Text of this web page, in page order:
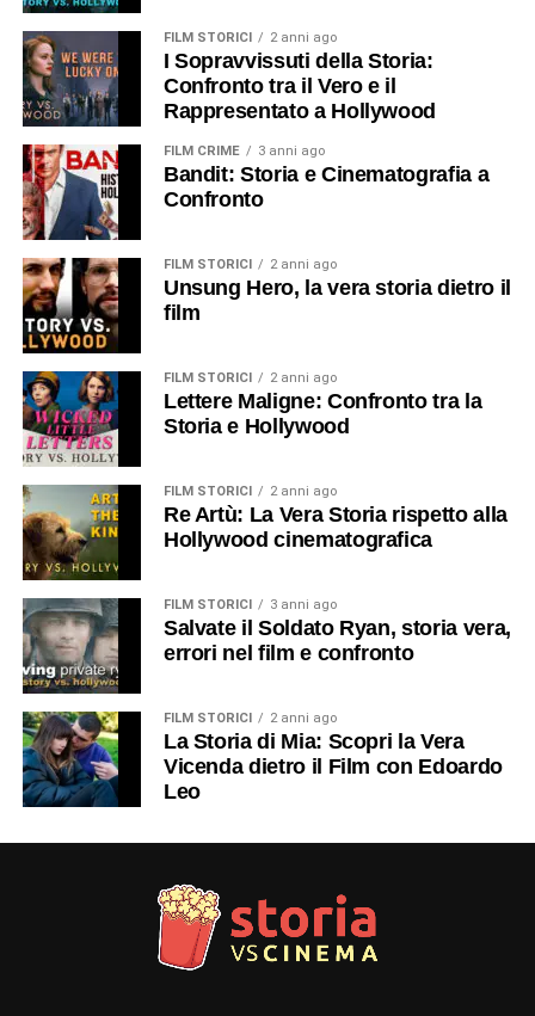
FILM STORICI 2 anni ago
I Sopravvissuti della Storia:
Confronto tra il Vero e il
Rappresentato a Hollywood
FILM CRIME 3 anni ago
Bandit: Storia e Cinematografia a
Confronto
FILM STORICI 2 anni ago
Unsung Hero, la vera storia dietro il
film
FILM STORICI 2 anni ago
Lettere Maligne: Confronto tra la
Storia e Hollywood
FILM STORICI 2 anni ago
Re Artù: La Vera Storia rispetto alla
Hollywood cinematografica
FILM STORICI 3 anni ago
Salvate il Soldato Ryan, storia vera,
errori nel film e confronto
FILM STORICI 2 anni ago
La Storia di Mia: Scopri la Vera
Vicenda dietro il Film con Edoardo
Leo